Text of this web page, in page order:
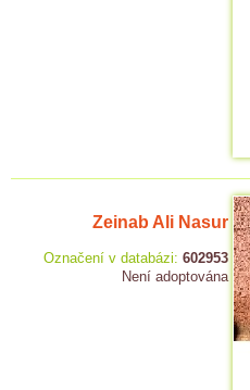
Zeinab Ali Nasur
Označení v databázi: 602953
Není adoptována